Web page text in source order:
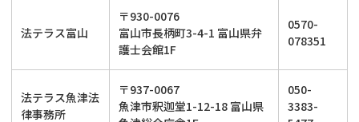
法テラス富山
〒930-0076
富山市長柄町3-4-1 富山県弁
護士会館1F
0570-
078351
法テラス魚津法
律事務所
〒937-0067
魚津市釈迦堂1-12-18 富山県
050-
3383-